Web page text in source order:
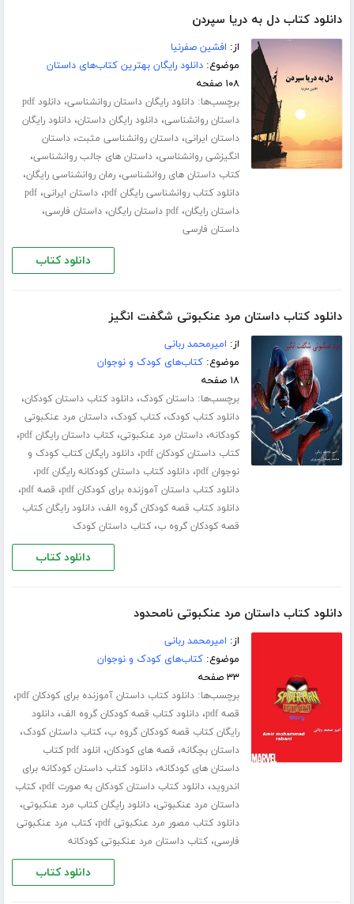
دانلود کتاب دل به دریا سپردن
از: افشین صفرنیا
موضوع:دانلود رایگان بهترین کتاب‌های داستان
۱۰۸ صفحه
برچسب‌ها:دانلود رایگان داستان روانشناسی،
دانلود pdf
داستان روانشناسی،دانلود رایگان داستان،دانلود رایگان
داستان ایرانی،داستان روانشناسی مثبت،داستان
انگیزشی روانشناسی،داستان های جالب روانشناسی،
کتاب داستان های روانشناسی،رمان روانشناسی رایگان،
دانلود کتاب روانشناسی رایگان pdf ،داستان ایرانی،pdf
داستان رایگان،pdf داستان رایگان ،داستان فارسی،
داستان فارسی
دانلود کتاب
دانلود کتاب داستان مرد عنکبوتی شگفت انگیز
از: امیرمحمد ربانی
موضوع:کتاب‌های کودک و نوجوان
۱۸ صفحه
برچسب‌ها:داستان کودک،دانلود کتاب داستان کودکان،
دانلود کتاب کودک،کتاب کودک،داستان مرد عنکبوتی
کودکانه،داستان مرد عنکبوتی،کتاب داستان رایگان pdf ،
کتاب داستان کودکان pdf ،دانلود رایگان کتاب کودک و
نوجوان pdf
،دانلود کتاب داستان کودکانه رایگان pdf ،
دانلود کتاب داستان آموزنده برای کودکان pdf ، قصه pdf ،
دانلود کتاب قصه کودکان گروه الف،دانلود رایگان کتاب
قصه کودکان گروه ب،کتاب داستان کودک
دانلود کتاب
دانلود کتاب داستان مرد عنکبوتی نامحدود
از: امیرمحمد ربانی
موضوع:کتاب‌های کودک و نوجوان
۳۳ صفحه
برچسب‌ها:دانلود کتاب داستان آموزنده برای کودکان pdf ،
قصه pdf ،دانلود کتاب قصه کودکان گروه الف،دانلود
رایگان کتاب قصه کودکان گروه ب،کتاب داستان کودک،
داستان بچگانه، قصه های کودکان،
انلود pdf کتاب
داستان های کودکانه،دانلود کتاب داستان کودکانه برای
اندروید،دانلود کتاب داستان کودکان به صورت pdf ،کتاب
داستان مرد عنکبوتی،دانلود رایگان کتاب مرد عنکبوتی،
دانلود کتاب مصور مرد عنکبوتی pdf ،کتاب مرد عنکبوتی
فارسی،کتاب داستان مرد عنکبوتی کودکانه
دانلود کتاب